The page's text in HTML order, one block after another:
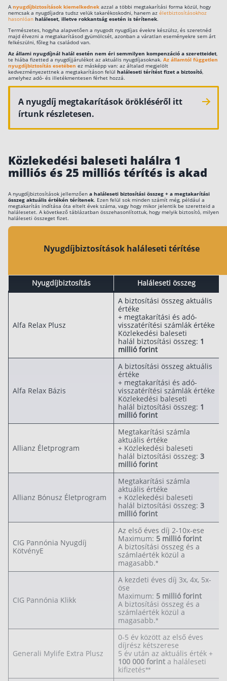
Rólunk
Befektetési egységekhez kötött életbiztosítás
Egészségbiztosítás
Egészségbiztosítás cégeknek
Magán egészségbiztosítás 💊
Betegbiztosítás
Egészségpénztár – Spórolj évi akár 150 ezer
Egészségbiztosítás kalkulátor
Állampapír
Részvény vásárlás
Befektetési alapok
ETF
Babakötvény kisokos 👶
Lakástakarék
Hitel
Vállalkozói hitel
Szabad felhasználású hitel
Babaváró hitel
Vagyonbiztosítások
Kötelező biztosítás (KGFB)
Utasbiztosítás
Lakásbiztosítás útmutató – Hogyan válassz?
Lakásbiztosítás: válaszok az 50 leggyakoribb
kérdésre
Minősített Fogyasztóbarát Otthonbiztosítás
Anyugdíjbiztosítások kiemelkednek azzal a többi megtakarítási forma közül, hogy
nemcsak a nyugdíjadra tudsz velük takarékoskodni, hanem az életbiztosításokhoz
hasonlóan haláleset, illetve rokkantság esetén is térítenek.
Természetes, hogyha alapvetően a nyugodt nyugdíjas évekre készülsz, és szeretnéd
majd élvezni a megtakarításod gyümölcsét, azonban a váratlan eseményekre sem árt
felkészülni, főleg ha családod van.
Az állami nyugdíjnál halál esetén nem éri semmilyen kompenzáció a szeretteidet,
te hiába fizetted a nyugdíjjárulékot az aktuális nyugdíjasoknak. Az államtól független
nyugdíjbiztosítás esetében ez másképp van: az általad megjelölt
kedvezményezettnek a megtakarításon felül haláleseti térítést fizet a biztosító,
amelyhez adó- és illetékmentesen férhet hozzá.
A nyugdíj megtakarítások örökléséről itt
írtunk részletesen.
Közlekedési baleseti halálra 1
milliós és 25 milliós térítés is akad
A nyugdíjbiztosítások jellemzően a haláleseti biztosítási összeg + a megtakarítási
összeg aktuális értékén térítenek. Ezen felül sok minden számít még, például a
megtakarítás indítása óta eltelt évek száma, vagy hogy mikor jelentik be szeretteid a
halálesetet. A következő táblázatban összehasonlítottuk, hogy melyik biztosító, milyen
haláleseti összeget fizet.
Nyugdíjbiztosítások haláleseti térítése
Nyugdíjbiztosítás Haláleseti összeg
Alfa Relax Plusz
A biztosítási összeg aktuális
értéke
+ megtakarítási és adó-
visszatérítési számlák értéke
Közlekedési baleseti
halál biztosítási összeg: 1
millió forint
Alfa Relax Bázis
A biztosítási összeg aktuális
értéke
+ megtakarítási és adó-
visszatérítési számlák értéke
Közlekedési baleseti
halál biztosítási összeg: 1
millió forint
Allianz Életprogram
Megtakarítási számla
aktuális értéke
+ Közlekedési baleseti
halál biztosítási összeg: 3
millió forint
Allianz Bónusz Életprogram
Megtakarítási számla
aktuális értéke
+ Közlekedési baleseti
halál biztosítási összeg: 3
millió forint
CIG Pannónia Nyugdíj
KötvényE
Az első éves díj 2-10x-ese
Maximum: 5 millió forint
A biztosítási összeg és a
számlaérték közül a
magasabb.*
CIG Pannónia Klikk
A kezdeti éves díj 3x, 4x, 5x-
öse
Maximum: 5 millió forint
A biztosítási összeg és a
számlaérték közül a
magasabb.*
Generali Mylife Extra Plusz
0-5 év között az első éves
díjrész kétszerese
5 év után az aktuális érték +
100 000 forint a haláleseti
kifizetés**